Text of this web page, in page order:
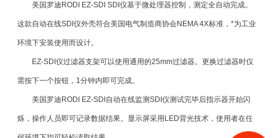
美国罗迪RODI EZ-SDI SDI仪基于微处理器控制，测定全自动完成。
这款自动在线SDI仪外壳符合美国电气制造商协会NEMA 4X标准，*为工业
环境下安装使用而设计。
EZ-SDI仪过滤器支架可以使用通用的25mm过滤器。更换过滤器时仅
需按下一个按钮，1分钟内即可完成。
美国罗迪RODI EZ-SDI自动在线监测SDI仪测试完毕后指示器开始闪
烁，操作人员即可记录数据结果。显示屏采用LED背光技术，使用者在任